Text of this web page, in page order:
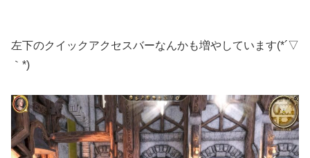
左下のクイックアクセスバーなんかも増やしています(*´▽
｀*)